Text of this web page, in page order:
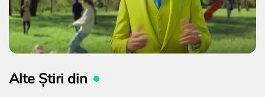
Alte Știri din